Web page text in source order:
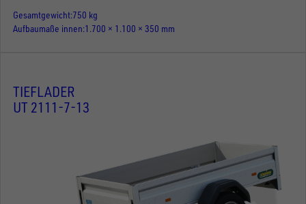
Gesamtgewicht 750 kg
Aufbaumaße innen 1.700 × 1.100 × 350 mm
TIEFLADER
UT 2111-7-13